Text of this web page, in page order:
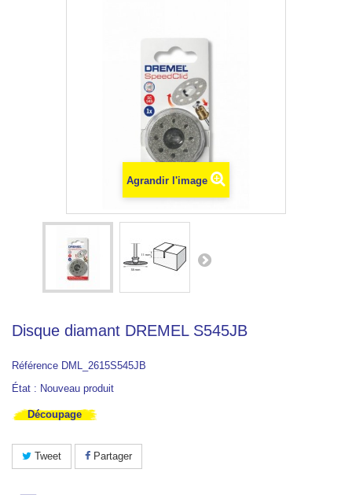
Agrandir l'image
Disque diamant DREMEL S545JB
Référence DML_2615S545JB
État : Nouveau produit
Découpage
Tweet Partager